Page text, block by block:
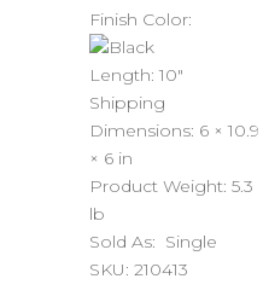
Finish Color:
Length:10″
Shipping
Dimensions: 6 × 10.9
× 6 in
Product Weight: 5.3
lb
Sold As: Single
SKU: 210413